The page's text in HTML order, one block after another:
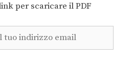
per scaricare il PDF